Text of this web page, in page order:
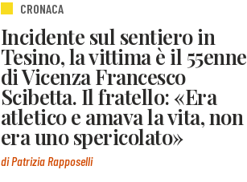
CRONACA
Incidente sul sentiero in
Tesino, la vittima è il 55enne
di Vicenza Francesco
Scibetta. Il fratello: «Era
atletico e amava la vita, non
era uno spericolato»
di Patrizia Rapposelli